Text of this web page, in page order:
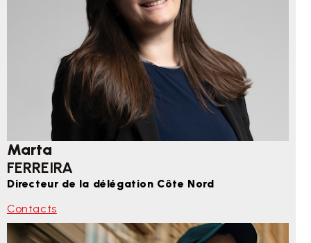
Marta
FERREIRA
Directeur de la délégation Côte Nord
Contacts